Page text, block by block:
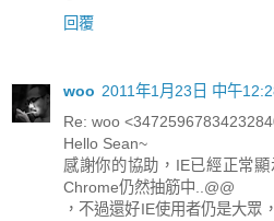
回覆
woo 2011年1月23日 中午
Re: woo
Hello Sean~
感謝你的協助，IE已經正常
Chrome仍然抽筋中..@@
，不過還好IE使用者仍是大眾